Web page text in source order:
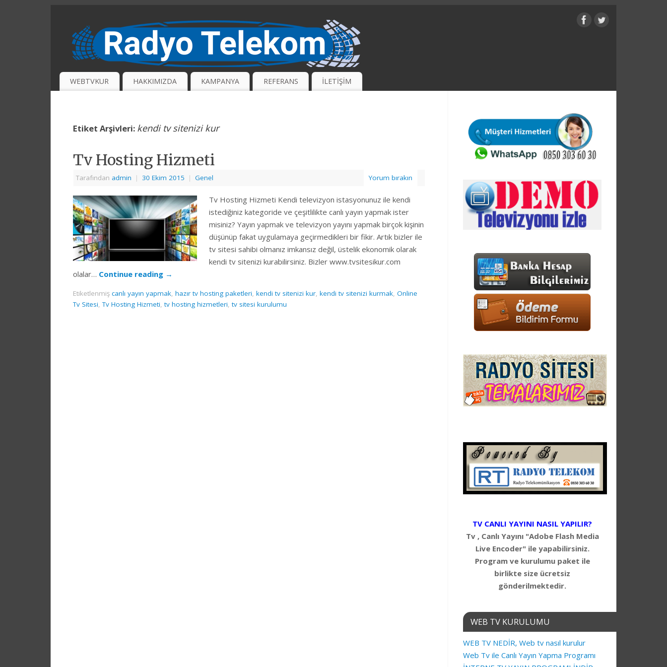
WEBTVKUR HAKKIMIZDA KAMPANYA REFERANS İLETİŞİM
Etiket Arşivleri: kendi tv sitenizi kur
Tv Hosting Hizmeti
Tarafından admin | 30 Ekim 2015 | Genel Yorum bırakın
Tv Hosting Hizmeti Kendi televizyon istasyonunuz ile kendi
istediğiniz kategoride ve çeşitlilikte canlı yayın yapmak ister
misiniz? Yayın yapmak ve televizyon yayını yapmak birçok kişinin
düşünüp fakat uygulamaya geçirmedikleri bir fikir. Artık bizler ile
tv sitesi sahibi olmanız imkansız değil, üstelik ekonomik olarak
kendi tv sitenizi kurabilirsiniz. Bizler www.tvsitesikur.com
olalar… Continue reading →
Etiketlenmiş canlı yayın yapmak, hazır tv hosting paketleri, kendi tv sitenizi kur, kendi tv sitenizi kurmak, Online
Tv Sitesi,Tv Hosting Hizmeti,tv hosting hizmetleri,tv sitesi kurulumu
TV CANLI YAYINI NASIL YAPILIR?
Tv , Canlı Yayını "Adobe Flash Media
Live Encoder" ile yapabilirsiniz.
Program ve kurulumu paket ile
birlikte size ücretsiz
gönderilmektedir.
WEB TV KURULUMU
WEB TV NEDİR, Web tv nasıl kurulur
Web Tv ile Canlı Yayın Yapma Programı